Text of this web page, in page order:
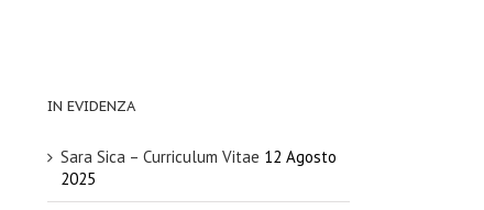
IN EVIDENZA
Sara Sica – Curriculum Vitae 12 Agosto
2025